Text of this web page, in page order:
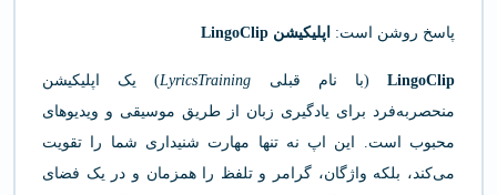
پاسخ روشن است: اپلیکیشن LingoClip
LingoClip(با نام قبلی LyricsTraining) یک اپلیکیشن
منحصربه‌فرد برای یادگیری زبان از طریق موسیقی و ویدیوهای
محبوب است. این اپ نه تنها مهارت شنیداری شما را تقویت
می‌کند، بلکه واژگان، گرامر و تلفظ را همزمان و در یک فضای